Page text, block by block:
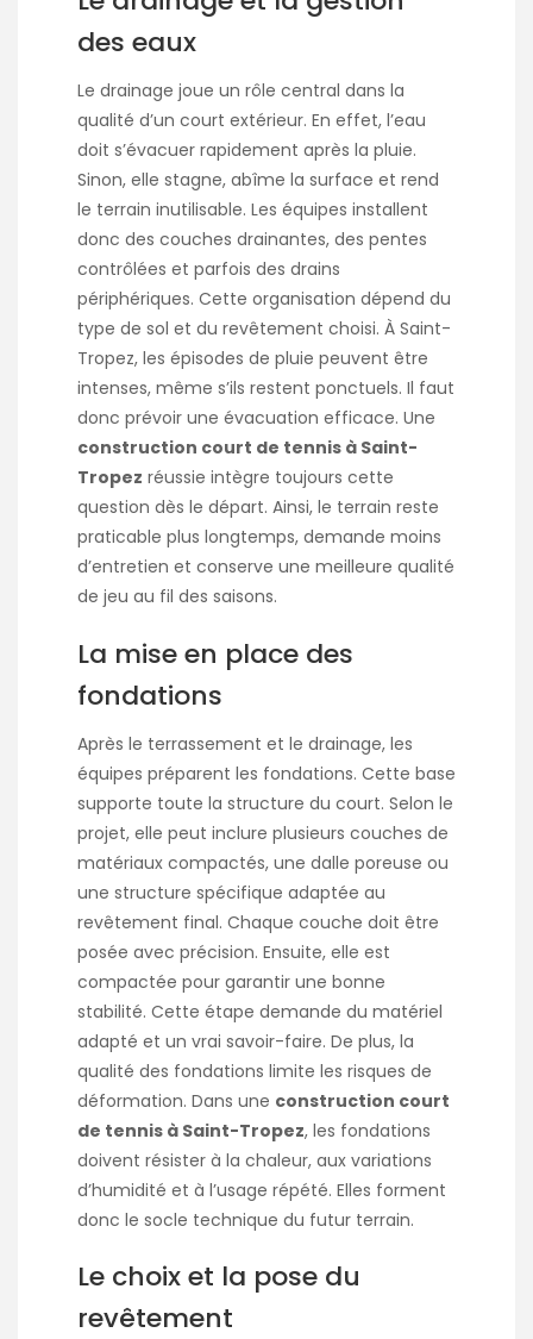
des eaux
Le drainage joue un rôle central dans la
qualité d’un court extérieur. En effet, l’eau
doit s’évacuer rapidement après la pluie.
Sinon, elle stagne, abîme la surface et rend
le terrain inutilisable. Les équipes installent
donc des couches drainantes, des pentes
contrôlées et parfois des drains
périphériques. Cette organisation dépend du
type de sol et du revêtement choisi. À Saint-
Tropez, les épisodes de pluie peuvent être
intenses, même s’ils restent ponctuels. Il faut
donc prévoir une évacuation efficace. Une
construction court de tennis à Saint-
Tropez réussie intègre toujours cette
question dès le départ. Ainsi, le terrain reste
praticable plus longtemps, demande moins
d’entretien et conserve une meilleure qualité
de jeu au fil des saisons.
La mise en place des
fondations
Après le terrassement et le drainage, les
équipes préparent les fondations. Cette base
supporte toute la structure du court. Selon le
projet, elle peut inclure plusieurs couches de
matériaux compactés, une dalle poreuse ou
une structure spécifique adaptée au
revêtement final. Chaque couche doit être
posée avec précision. Ensuite, elle est
compactée pour garantir une bonne
stabilité. Cette étape demande du matériel
adapté et un vrai savoir-faire. De plus, la
qualité des fondations limite les risques de
déformation. Dans une construction court
de tennis à Saint-Tropez, les fondations
doivent résister à la chaleur, aux variations
d’humidité et à l’usage répété. Elles forment
donc le socle technique du futur terrain.
Le choix et la pose du
revêtement